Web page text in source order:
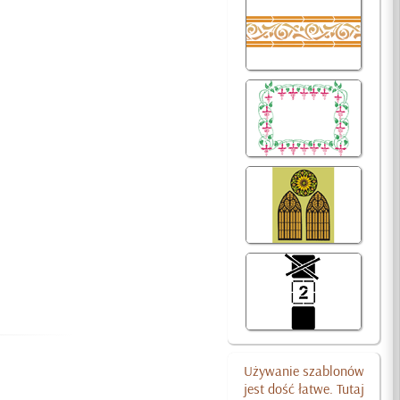
Używanie szablonów
jest dość łatwe. Tutaj